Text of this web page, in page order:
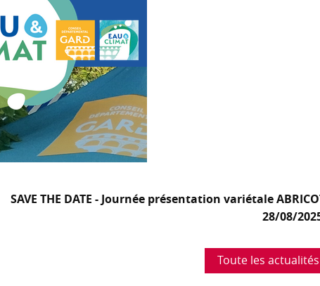
SAVE THE DATE - Journée présentation variétale
28/08/
Toute les actualités